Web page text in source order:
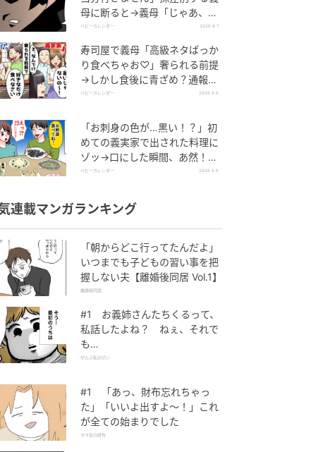
母に断ると→義母「じゃあ、私
は…」妻絶句＜こどおじ義兄＞
ベビーカレンダー 2026.8.7
寿司屋で義母「高級ネタばっか
り食べちゃお♡」奢られる前提
→しかし食後に青ざめ？通報さ
れ警察沙汰！
ベビーカレンダー 2026.8.6
「お刺身の色が…黒い！？」初
めての義実家で出された料理に
ゾッ→口にした瞬間、あ然！刺
身の正体は
ベビーカレンダー 2026.8.6
連載マンガランキング
「朝からどこ行ってたんだよ」
いつまでも子どもの習い事を把
握しない夫【離婚後同居 Vol.1】
離婚後同居
#1 お義姉さんたちくるって、
私話したよね？ ねぇ、それで
も…
ぜんぶ私のせい
#1 「あっ、財布忘れちゃっ
た」「いいよ出すよ〜！」これ
が全ての始まりでした
ママ友の財布